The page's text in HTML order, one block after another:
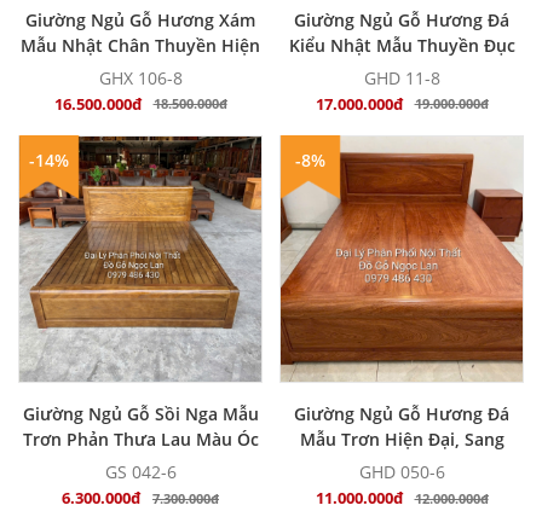
MUA NGAY
Giường Ngủ Gỗ Hương Xám
Mẫu Nhật Chân Thuyền Hiện
Đại
GHX 106-8
16.500.000đ 18.500.000đ
MUA NGAY
Giường Ngủ Gỗ Hương Đá
Kiểu Nhật Mẫu Thuyền Đục
Trám - Hiện Đại
GHD 11-8
17.000.000đ 19.000.000đ
MUA NGAY
-14%
Giường Ngủ Gỗ Sồi Nga Mẫu
Trơn Phản Thưa Lau Màu Óc
Chó
GS 042-6
6.300.000đ 7.300.000đ
MUA NGAY
-8%
Giường Ngủ Gỗ Hương Đá
Mẫu Trơn Hiện Đại, Sang
Trọng
GHD 050-6
11.000.000đ 12.000.000đ